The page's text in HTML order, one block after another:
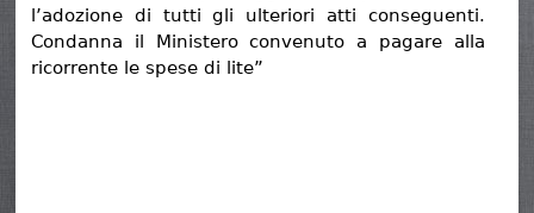
l’adozione di tutti gli ulteriori atti conseguenti.
Condanna il Ministero convenuto a pagare alla
ricorrente le spese di lite”